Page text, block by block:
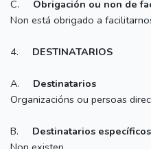
C. Obrigación ou non de
Non está obrigado a
4. DESTINATARIOS
A. Destinatarios
Organizacións ou persoas
B. Destinatarios específicos